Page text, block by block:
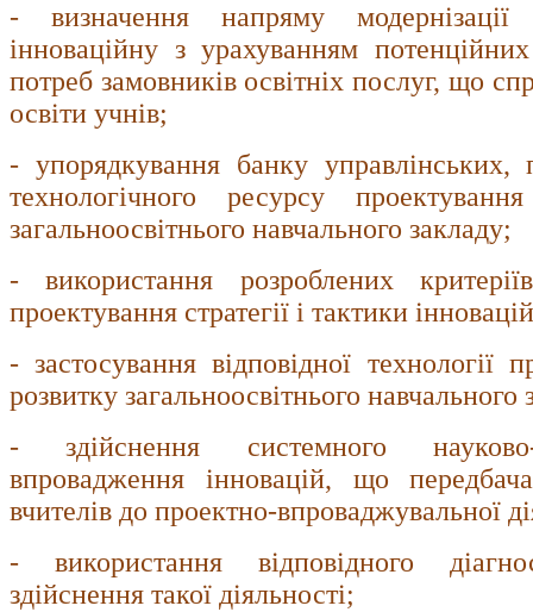
- визначення напряму
інноваційну з урахуванням
потреб замовників освітніх послуг, що
освіти учнів;
- упорядкування банку управлінських,
технологічного ресурсу
загальноосвітнього навчального закладу;
- використання розроблених
проектування стратегії і тактики
- застосування відповідної технології
розвитку загальноосвітнього навчального
- здійснення системного науково-
впровадження інновацій, що
вчителів до проектно-впроваджувальної
- використання відповідного
здійснення такої діяльності;